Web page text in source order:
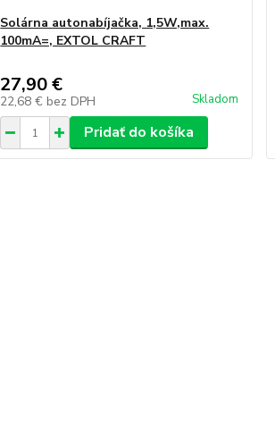
Solárna autonabíjačka, 1,5W,max.
100mA=, EXTOL CRAFT
27,90 €
22,68 € bez DPH Skladom
Pridať do košíka